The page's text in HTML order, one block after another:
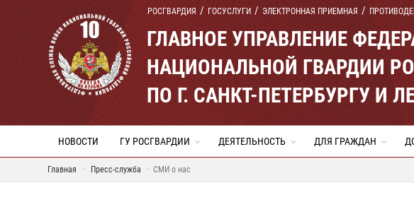
РОСГВАРДИЯ ГОСУСЛУГИ ЭЛЕКТРОННАЯ ПРИЕМНАЯ
ГЛАВНОЕ УПРАВЛЕНИЕ
НАЦИОНАЛЬНОЙ ГВАРДИИ
ПО Г. САНКТ-ПЕТЕРБУРГУ И
НОВОСТИ ГУ РОСГВАРДИИ ДЕЯТЕЛЬНОСТЬ ДЛЯ ГРАЖДАН
Главная Пресс-служба СМИ о нас